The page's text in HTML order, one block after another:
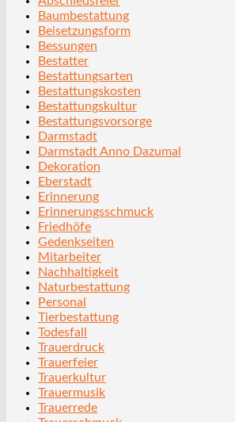
Baumbestattung
Beisetzungsform
Bessungen
Bestatter
Bestattungsarten
Bestattungskosten
Bestattungskultur
Bestattungsvorsorge
Darmstadt
Darmstadt Anno Dazumal
Dekoration
Eberstadt
Erinnerung
Erinnerungsschmuck
Friedhöfe
Gedenkseiten
Mitarbeiter
Nachhaltigkeit
Naturbestattung
Personal
Tierbestattung
Todesfall
Trauerdruck
Trauerfeier
Trauerkultur
Trauermusik
Trauerrede